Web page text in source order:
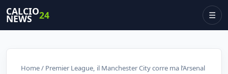
CALCIO
NEWS 24 ☰
Home/ Premier League, il Manchester City corre ma l’Arsenal